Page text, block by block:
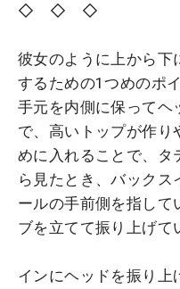
◇ ◇ ◇
彼女のように上から下
するための1つめのポ
手元を内側に保ってヘ
で、高いトップが作り
めに入れることで、タ
ら見たとき、バック
ールの手前側を指して
ブを立てて振り上げて
インにヘッドを振り上